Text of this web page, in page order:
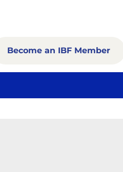
Become an IBF Member